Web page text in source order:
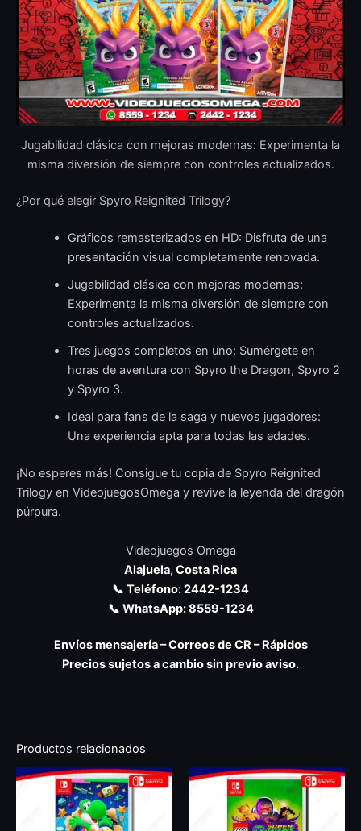
Jugabilidad clásica con mejoras modernas: Experimenta la
misma diversión de siempre con controles actualizados.
¿Por qué elegir Spyro Reignited Trilogy?
Gráficos remasterizados en HD: Disfruta de una
presentación visual completamente renovada.
Jugabilidad clásica con mejoras modernas:
Experimenta la misma diversión de siempre con
controles actualizados.
Tres juegos completos en uno: Sumérgete en
horas de aventura con Spyro the Dragon, Spyro 2
y Spyro 3.
Ideal para fans de la saga y nuevos jugadores:
Una experiencia apta para todas las edades.
¡No esperes más! Consigue tu copia de Spyro Reignited
Trilogy en VideojuegosOmega y revive la leyenda del dragón
púrpura.
Videojuegos Omega
Alajuela, Costa Rica
📞 Teléfono: 2442-1234
📞 WhatsApp: 8559-1234
Envíos mensajería – Correos de CR – Rápidos
Precios sujetos a cambio sin previo aviso.
Productos relacionados